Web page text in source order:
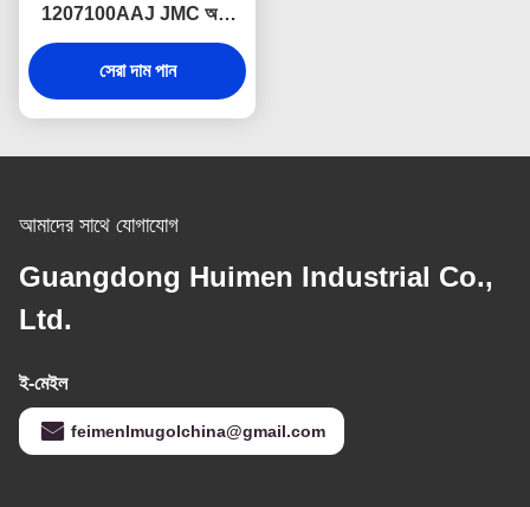
1207100AAJ JMC অটো
পার্টসের জন্য EGR ভালভ
সেরা দাম পান
আমাদের সাথে যোগাযোগ
Guangdong Huimen Industrial Co.,
Ltd.
ই-মেইল
feimenlmugolchina@gmail.com